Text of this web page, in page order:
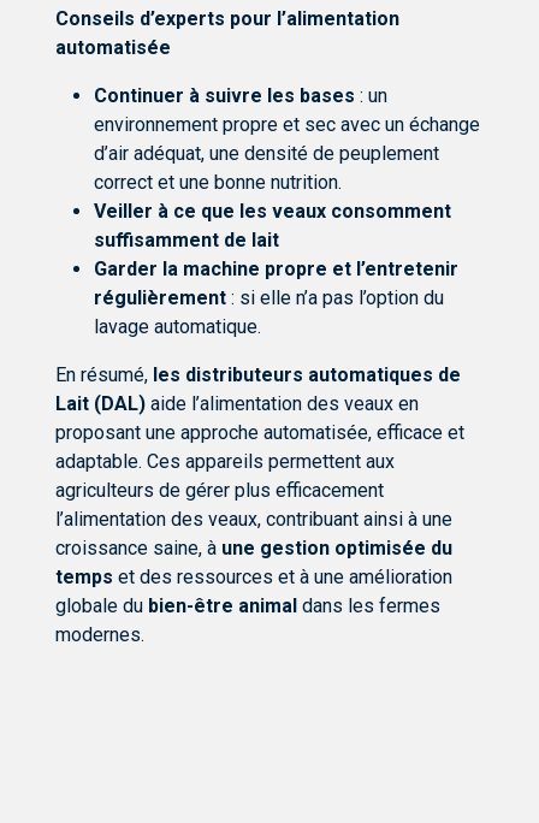
Conseils d’experts pour l’alimentation
automatisée
Continuer à suivre les bases : un
environnement propre et sec avec un échange
d’air adéquat, une densité de peuplement
correct et une bonne nutrition.
Veiller à ce que les veaux consomment
suffisamment de lait
Garder la machine propre et l’entretenir
régulièrement: si elle n’a pas l’option du
lavage automatique.
En résumé, les distributeurs automatiques de
Lait (DAL)aide l’alimentation des veaux en
proposant une approche automatisée, efficace et
adaptable. Ces appareils permettent aux
agriculteurs de gérer plus efficacement
l’alimentation des veaux, contribuant ainsi à une
croissance saine, à une gestion optimisée du
temps et des ressources et à une amélioration
globale du bien-être animaldans les fermes
modernes.